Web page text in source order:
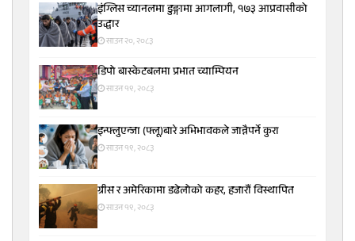
इंग्लिस च्यानलमा डुङ्गामा आगलागी, १७३ आप्रवासीको
उद्धार
साउन २०, २०८३
डिपो बास्केटबलमा प्रभात च्याम्पियन
साउन १९, २०८३
इन्फ्लुएन्जा (फ्लू)बारे अभिभावकले जान्नैपर्ने कुरा
साउन १९, २०८३
ग्रीस र अमेरिकामा डढेलोको कहर, हजारौं विस्थापित
साउन १९, २०८३